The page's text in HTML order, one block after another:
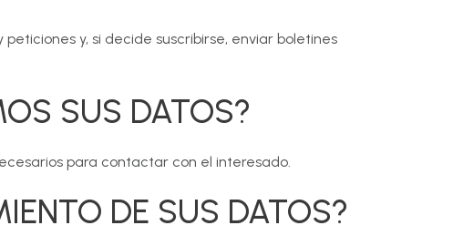
y, si decide suscribirse, enviar boletines
SUS DATOS?
para contactar con el interesado.
DE SUS DATOS?